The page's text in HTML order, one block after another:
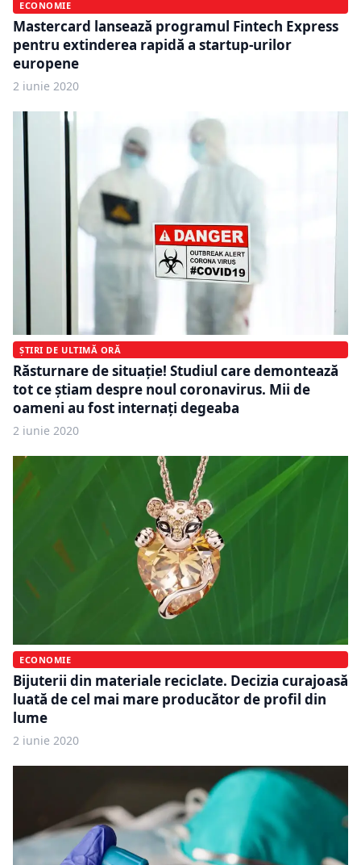
ECONOMIE
Mastercard lansează programul Fintech Express
pentru extinderea rapidă a startup-urilor
europene
2 iunie 2020
ȘTIRI DE ULTIMĂ ORĂ
Răsturnare de situaţie! Studiul care demontează
tot ce ştiam despre noul coronavirus. Mii de
oameni au fost internaţi degeaba
2 iunie 2020
ECONOMIE
Bijuterii din materiale reciclate. Decizia curajoasă
luată de cel mai mare producător de profil din
lume
2 iunie 2020